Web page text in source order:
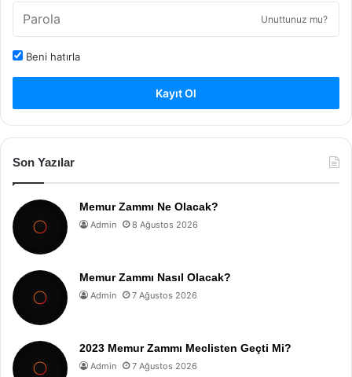
Unuttunuz mu?
Beni hatırla
Kayıt Ol
Son Yazılar
Memur Zammı Ne Olacak?
Admin 8 Ağustos 2026
Memur Zammı Nasıl Olacak?
Admin 7 Ağustos 2026
2023 Memur Zammı Meclisten Geçti Mi?
Admin 7 Ağustos 2026